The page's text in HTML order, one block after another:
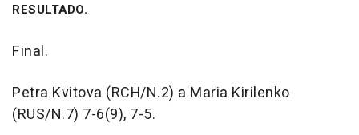
RESULTADO.
Final.
Petra Kvitova (RCH/N.2) a Maria Kirilenko
(RUS/N.7) 7-6(9), 7-5.